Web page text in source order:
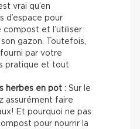
vrai qu’en
d’espace pour
et l’utiliser
gazon. Toutefois,
par votre
pratique et tout
herbes en pot : Sur le
assurément faire
Et pourquoi ne pas
pour nourrir la